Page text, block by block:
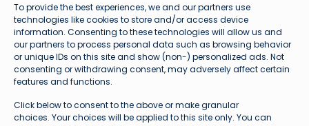
To provide the best experiences, we and our partners use
technologies like cookies to store and/or access device
information. Consenting to these technologies will allow us and
our partners to process personal data such as browsing behavior
or unique IDs on this site and show (non-) personalized ads. Not
consenting or withdrawing consent, may adversely affect certain
features and functions.
Click below to consent to the above or make granular
choices. Your choices will be applied to this site only. You can
Problemas com seu voo?